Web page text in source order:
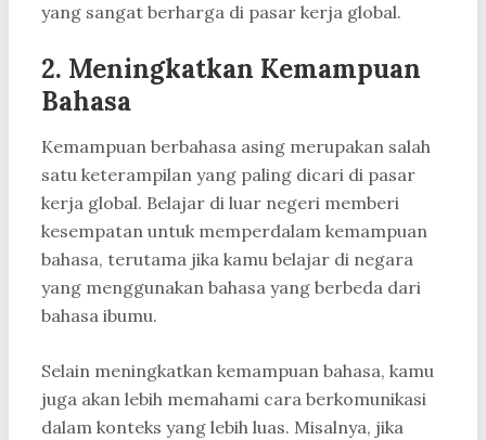
yang sangat berharga di pasar kerja global.
2. Meningkatkan Kemampuan
Bahasa
Kemampuan berbahasa asing merupakan salah
satu keterampilan yang paling dicari di pasar
kerja global. Belajar di luar negeri memberi
kesempatan untuk memperdalam kemampuan
bahasa, terutama jika kamu belajar di negara
yang menggunakan bahasa yang berbeda dari
bahasa ibumu.
Selain meningkatkan kemampuan bahasa, kamu
juga akan lebih memahami cara berkomunikasi
dalam konteks yang lebih luas. Misalnya, jika